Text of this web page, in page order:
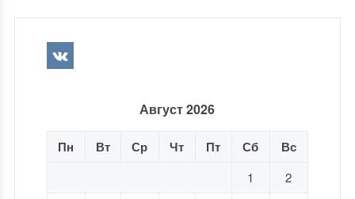
Август 2026
Пн Вт Ср Чт Пт Сб Вс
1
2